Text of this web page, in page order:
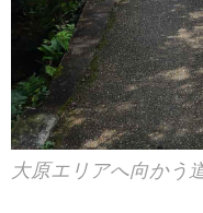
大原エリアへ向か